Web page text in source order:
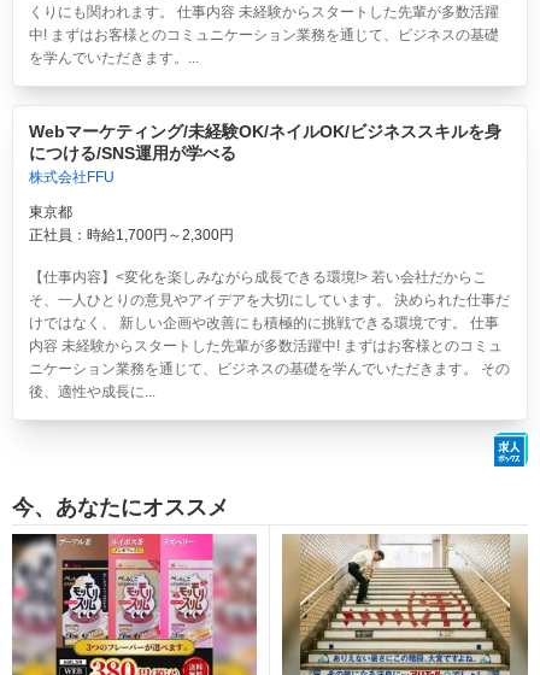
くりにも関われます。 仕事内容 未経験からスタートした先輩が多数活躍
中! まずはお客様とのコミュニケーション業務を通じて、ビジネスの基礎
を学んでいただきます。...
Webマーケティング/未経験OK/ネイルOK/ビジネススキルを身
につける/SNS運用が学べる
株式会社FFU
東京都
正社員：時給1,700円～2,300円
【仕事内容】<変化を楽しみながら成長できる環境!> 若い会社だからこ
そ、一人ひとりの意見やアイデアを大切にしています。 決められた仕事だ
けではなく、 新しい企画や改善にも積極的に挑戦できる環境です。 仕事
内容 未経験からスタートした先輩が多数活躍中! まずはお客様とのコミュ
ニケーション業務を通じて、ビジネスの基礎を学んでいただきます。 その
後、適性や成長に...
今、あなたにオススメ